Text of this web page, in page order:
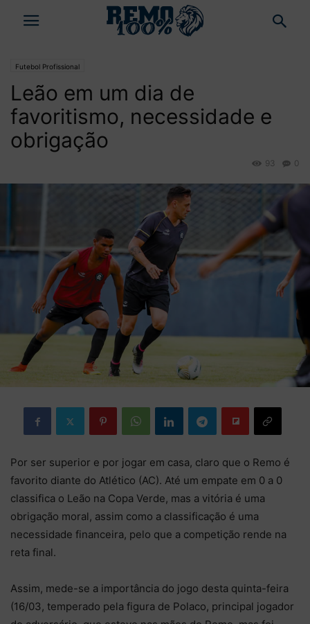
Futebol Profissional
Leão em um dia de
favoritismo, necessidade e
obrigação
0
93
Por ser superior e por jogar em casa, claro que o Remo é
favorito diante do Atlético (AC). Até um empate em 0 a 0
classifica o Leão na Copa Verde, mas a vitória é uma
obrigação moral, assim como a classificação é uma
necessidade financeira, pelo que a competição rende na
reta final.
Assim, mede-se a importância do jogo desta quinta-feira
(16/03, temperado pela figura de Polaco, principal jogador